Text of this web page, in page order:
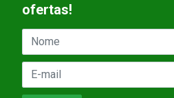
ofertas!